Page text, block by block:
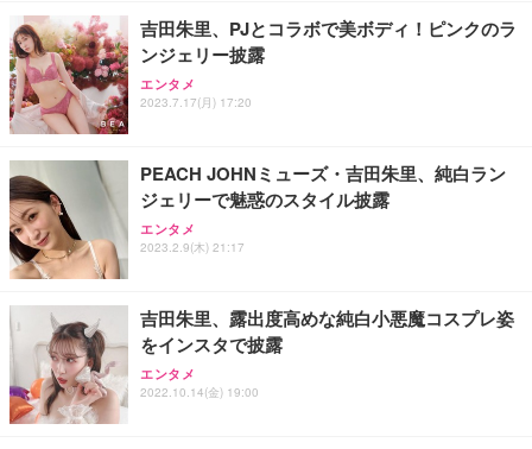
吉田朱里、PJとコラボで美ボディ！ピンクのラ
ンジェリー披露
エンタメ
2023.7.17(月) 17:20
PEACH JOHNミューズ・吉田朱里、純白ラン
ジェリーで魅惑のスタイル披露
エンタメ
2023.2.9(木) 21:17
吉田朱里、露出度高めな純白小悪魔コスプレ姿
をインスタで披露
エンタメ
2022.10.14(金) 19:00